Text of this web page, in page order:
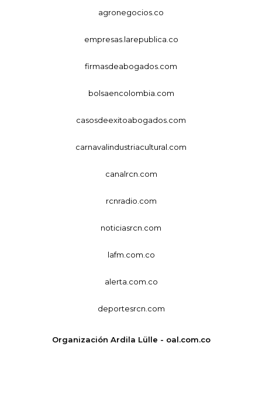
agronegocios.co
empresas.larepublica.co
firmasdeabogados.com
bolsaencolombia.com
casosdeexitoabogados.com
carnavalindustriacultural.com
canalrcn.com
rcnradio.com
noticiasrcn.com
lafm.com.co
alerta.com.co
deportesrcn.com
Organización Ardila Lülle - oal.com.co